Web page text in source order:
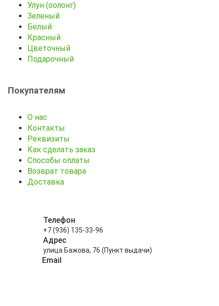
Улун (оолонг)
Зеленый
Белый
Красный
Цветочный
Подарочный
Покупателям
О нас
Контакты
Реквизиты
Как сделать заказ
Способы оплаты
Возврат товара
Доставка
Телефон
+7 (936) 135-33-96
Адрес
улица Бажова, 76 (Пункт выдачи)
Email